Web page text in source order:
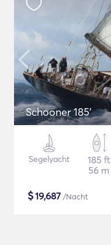
Schooner 185'
Segelyacht
185 ft
56 m
$19,687 /Nacht